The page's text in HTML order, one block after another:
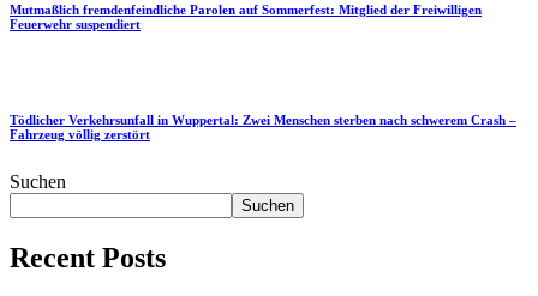
Mutmaßlich fremdenfeindliche Parolen auf Sommerfest: Mitglied der Freiwilligen
Feuerwehr suspendiert
Tödlicher Verkehrsunfall in Wuppertal: Zwei Menschen sterben nach schwerem Crash –
Fahrzeug völlig zerstört
Suchen
Suchen
Recent Posts